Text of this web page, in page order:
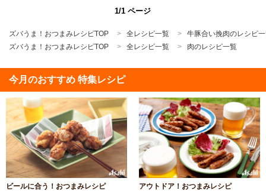
1/1 ページ
ズバうま！おつまみレシピTOP 全レシピ一覧
牛豚合い挽肉のレシピ
ズバうま！おつまみレシピTOP
全レシピ一覧 肉のレシピ一覧
今月のおすすめ 特集レシピ
ビールに合う！おつまみレシピ アウトドア！おつまみレシピ